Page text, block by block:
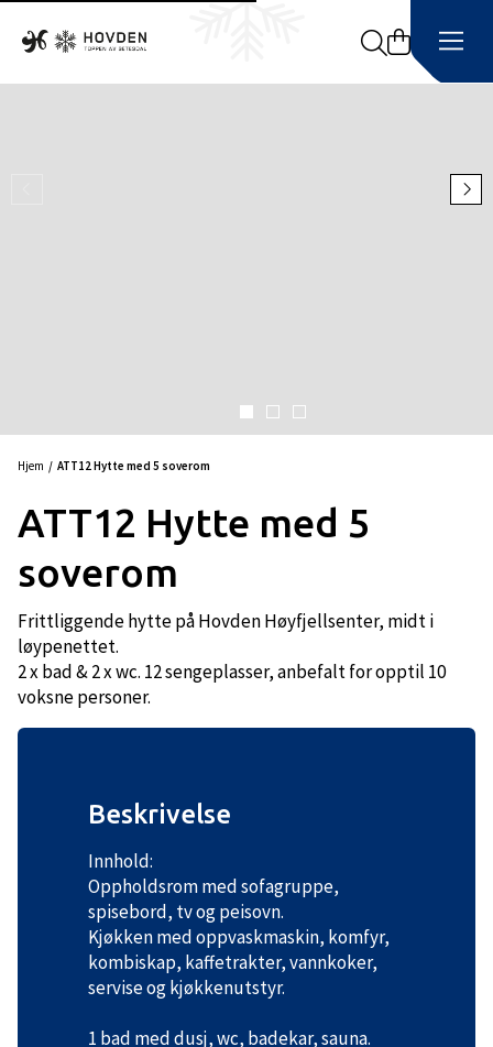
Search
Hjem ATT12 Hytte med 5 soverom
ATT12 Hytte med 5
soverom
Frittliggende hytte på Hovden Høyfjellsenter, midt i
løypenettet.
2 x bad & 2 x wc. 12 sengeplasser, anbefalt for opptil 10
voksne personer.
Beskrivelse
Innhold:
Oppholdsrom med sofagruppe,
spisebord, tv og peisovn.
Kjøkken med oppvaskmaskin, komfyr,
kombiskap, kaffetrakter, vannkoker,
servise og kjøkkenutstyr.
1 bad med dusj, wc, badekar, sauna.